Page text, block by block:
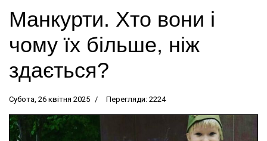
Манкурти. Хто вони і
чому їх більше, ніж
здається?
Субота, 26 квітня 2025 Перегляди: 2224